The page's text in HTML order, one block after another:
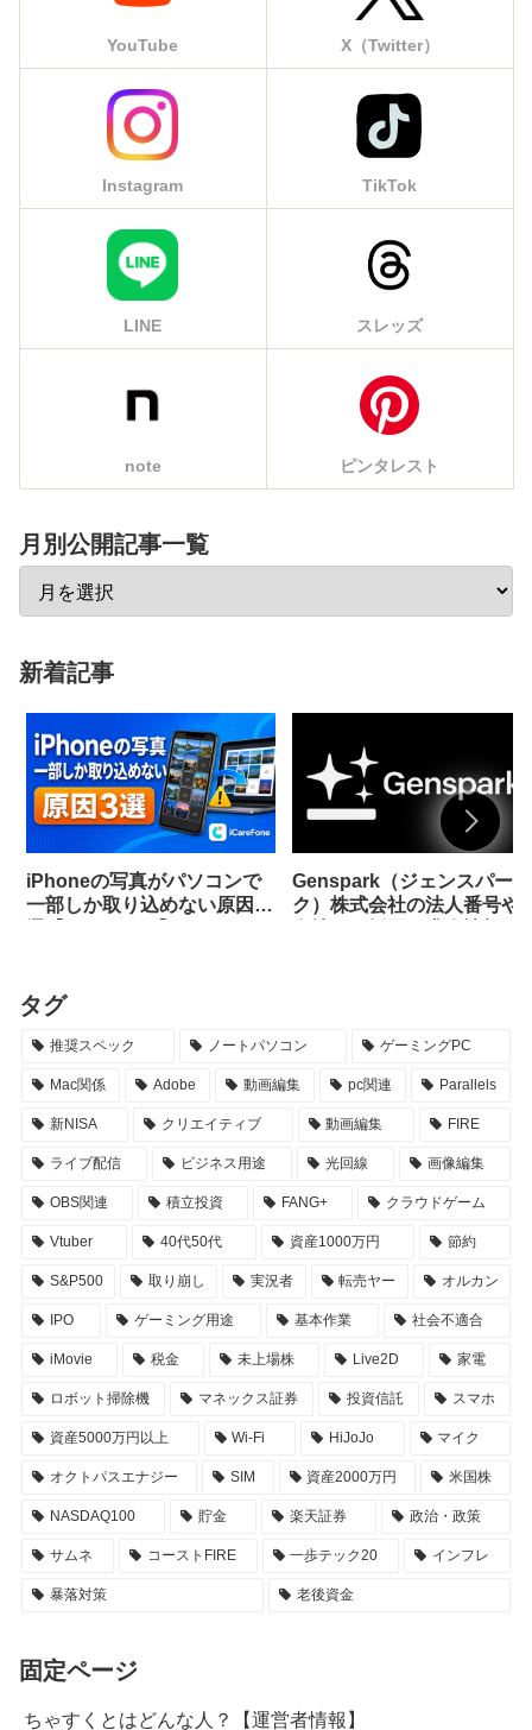
YouTube X（Twitter）
Instagram TikTok
LINE スレッズ
note ピンタレスト
月別公開記事一覧
新着記事
iPhoneの写真がパソコンで
一部しか取り込めない原因3
Genspark（ジェンスパー
ク）株式会社の法人番号や
タグ
推奨スペック ノートパソコン ゲーミングPC
Mac関係 Adobe 動画編集 pc関連 Parallels
新NISA クリエイティブ 動画編集 FIRE
ライブ配信 ビジネス用途 光回線 画像編集
OBS関連 積立投資 FANG+ クラウドゲーム
Vtuber 40代50代 資産1000万円 節約
S&P500 取り崩し 実況者 転売ヤー オルカン
IPO ゲーミング用途 基本作業 社会不適合
iMovie 税金 未上場株 Live2D 家電
ロボット掃除機 マネックス証券 投資信託 スマホ
資産5000万円以上 Wi-Fi HiJoJo マイク
オクトパスエナジー SIM 資産2000万円 米国株
NASDAQ100 貯金 楽天証券 政治・政策
サムネ コーストFIRE 一歩テック20 インフレ
暴落対策 老後資金
固定ページ
ちゃすくとはどんな人？【運営者情報】